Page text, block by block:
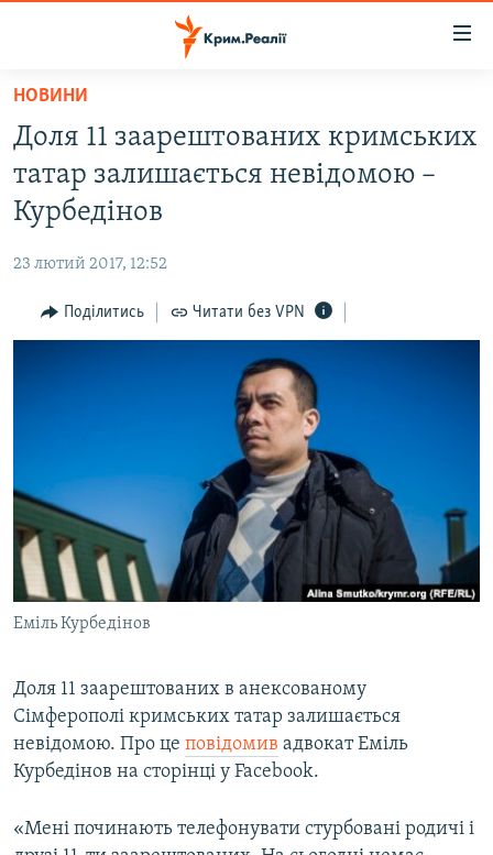
Перейти
основного
матеріалу
Перейти
до
основної
Перейти
до
ВОДА.КРИМ
ВІДЕО ТА ФОТО
БЛОГИ
ПОГЛЯД
ДЕПОРТАЦІЯ
ВІДЕОУРОКИ «ELIFBE»
СВІДЧЕННЯ ОКУПАЦІЇ
УКРАЇНСЬКА ПРОБЛЕМА КРИМУ
ІНФОГРАФІКА
ЯК ОБІЙТИ БЛОКУВАННЯ
Русский
Qırımtatar
ДОЛУЧАЙСЯ!
Усі сайти RFE/RL
НОВИНИ
Доля 11 заарештованих кримських
татар залишається невідомою –
Курбедінов
23 лютий 2017, 12:52
Поділитись Читати без VPN
Еміль Курбедінов
Доля 11 заарештованих в анексованому
Сімферополі кримських татар залишається
невідомою. Про це повідомив адвокат Еміль
Курбедінов на сторінці у Facebook.
«Мені починають телефонувати стурбовані родичі і